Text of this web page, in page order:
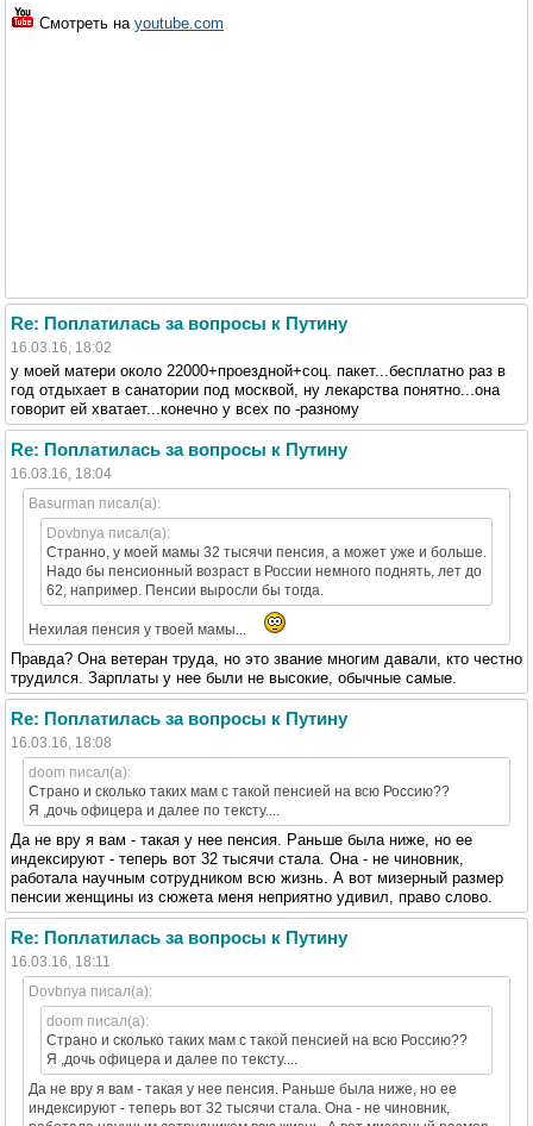
Смотреть на youtube.com
Re: Поплатилась за вопросы к Путину
16.03.16, 18:02
у моей матери около 22000+проездной+соц. пакет...бесплатно раз в
год отдыхает в санатории под москвой, ну лекарства понятно...она
говорит ей хватает...конечно у всех по -разному
Re: Поплатилась за вопросы к Путину
16.03.16, 18:04
Basurman писал(а):
Dovbnya писал(а):
Странно, у моей мамы 32 тысячи пенсия, а может уже и больше.
Надо бы пенсионный возраст в России немного поднять, лет до
62, например. Пенсии выросли бы тогда.
Нехилая пенсия у твоей мамы...
Правда? Она ветеран труда, но это звание многим давали, кто честно
трудился. Зарплаты у нее были не высокие, обычные самые.
Re: Поплатилась за вопросы к Путину
16.03.16, 18:08
doom писал(а):
Страно и сколько таких мам с такой пенсией на всю Россию??
Я ,дочь офицера и далее по тексту....
Да не вру я вам - такая у нее пенсия. Раньше была ниже, но ее
индексируют - теперь вот 32 тысячи стала. Она - не чиновник,
работала научным сотрудником всю жизнь. А вот мизерный размер
пенсии женщины из сюжета меня неприятно удивил, право слово.
Re: Поплатилась за вопросы к Путину
16.03.16, 18:11
Dovbnya писал(а):
doom писал(а):
Страно и сколько таких мам с такой пенсией на всю Россию??
Я ,дочь офицера и далее по тексту....
Да не вру я вам - такая у нее пенсия. Раньше была ниже, но ее
индексируют - теперь вот 32 тысячи стала. Она - не чиновник,